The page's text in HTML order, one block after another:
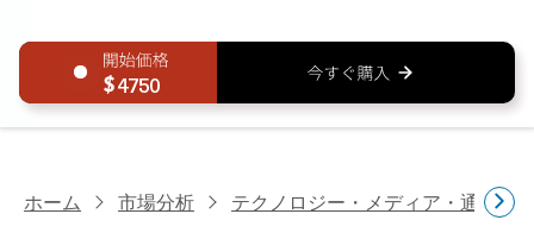
4750
ホーム 市場分析 テクノロジー・メディア・通信研